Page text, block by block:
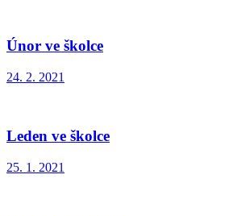
Únor ve školce
24. 2. 2021
Leden ve školce
25. 1. 2021